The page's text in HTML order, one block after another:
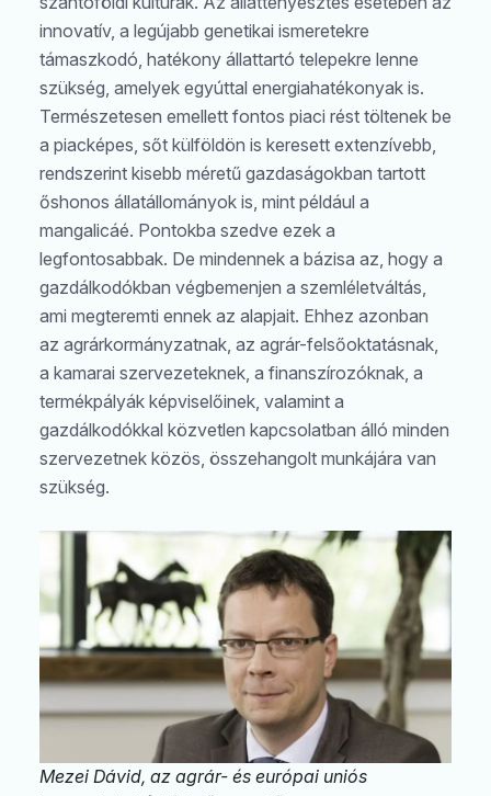
innovatív, a legújabb genetikai ismeretekre
támaszkodó, hatékony állattartó telepekre lenne
szükség, amelyek egyúttal energiahatékonyak is.
Természetesen emellett fontos piaci rést töltenek be
a piacképes, sőt külföldön is keresett extenzívebb,
rendszerint kisebb méretű gazdaságokban tartott
őshonos állatállományok is, mint például a
mangalicáé. Pontokba szedve ezek a
legfontosabbak. De mindennek a bázisa az, hogy a
gazdálkodókban végbemenjen a szemléletváltás,
ami megteremti ennek az alapjait. Ehhez azonban
az agrárkormányzatnak, az agrár-felsőoktatásnak,
a kamarai szervezeteknek, a finanszírozóknak, a
termékpályák képviselőinek, valamint a
gazdálkodókkal közvetlen kapcsolatban álló minden
szervezetnek közös, összehangolt munkájára van
szükség.
Mezei Dávid, az agrár- és európai uniós